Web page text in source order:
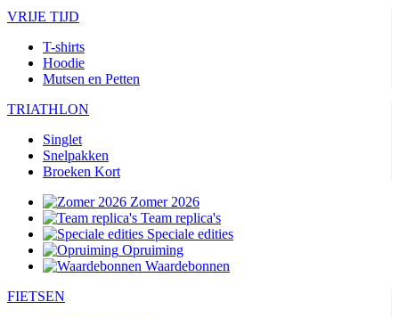
VRIJE TIJD
T-shirts
Hoodie
Mutsen en Petten
TRIATHLON
Singlet
Snelpakken
Broeken Kort
Zomer 2026
Team replica's
Speciale edities
Opruiming
Waardebonnen
FIETSEN